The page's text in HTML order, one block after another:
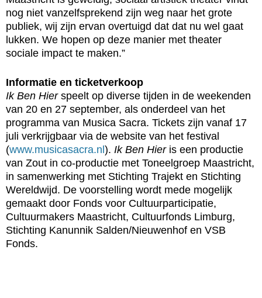
nog niet vanzelfsprekend zijn weg naar het grote
publiek, wij zijn ervan overtuigd dat dat nu wel gaat
lukken. We hopen op deze manier met theater
sociale impact te maken.”
Informatie en ticketverkoop
Ik Ben Hier speelt op diverse tijden in de weekenden
van 20 en 27 september, als onderdeel van het
programma van Musica Sacra. Tickets zijn vanaf 17
juli verkrijgbaar via de website van het festival
(www.musicasacra.nl). Ik Ben Hieris een productie
van Zout in co-productie met Toneelgroep Maastricht,
in samenwerking met Stichting Trajekt en Stichting
Wereldwijd. De voorstelling wordt mede mogelijk
gemaakt door Fonds voor Cultuurparticipatie,
Cultuurmakers Maastricht, Cultuurfonds Limburg,
Stichting Kanunnik Salden/Nieuwenhof en VSB
Fonds.